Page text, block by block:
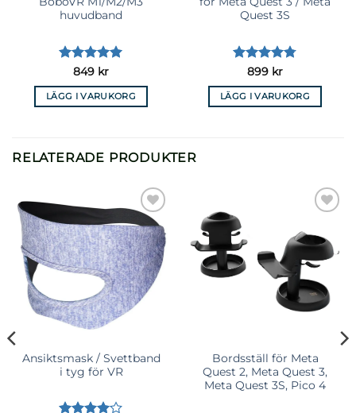
huvudband
Betygsatt
av 5
849 kr
LÄGG I VARUKORG
Quest 3S
Betygsatt
4.73av 5
899 kr
LÄGG I VARUKORG
RELATERADE PRODUKTER
Lägg till i
önskelista
Ansiktsmask / Svettband
i tyg för VR
önskelista
Bordsställ för Meta
Quest 2, Meta Quest 3,
Meta Quest 3S, Pico 4